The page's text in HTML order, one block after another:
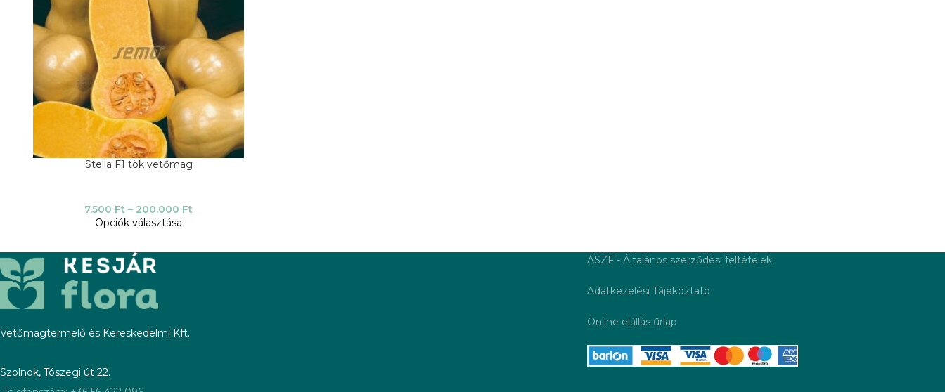
Stella F1 tök vetőmag
7.500 Ft – 200.000 Ft
Opciók választása
Vetőmagtermelő és Kereskedelmi Kft.
Szolnok, Tószegi út 22.
ÁSZF - Általános szerződési feltételek
Adatkezelési Tájékoztató
Online elállás űrlap